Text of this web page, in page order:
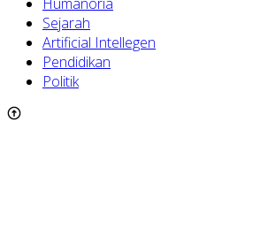
Sejarah
Artificial Intellegen
Pendidikan
Politik